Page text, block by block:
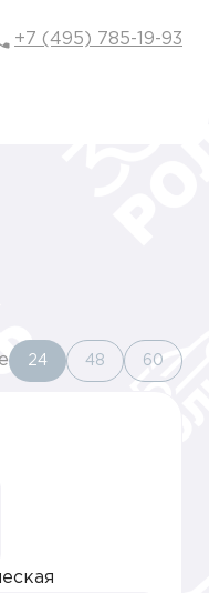
+7 (495) 785-19-93
24 48 60